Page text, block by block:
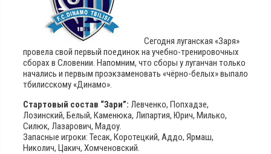
Сегодня луганская «Заря»
провела свой первый поединок на учебно-тренировочных
сборах в Словении. Напомним, что сборы у луганчан только
начались и первым проэкзаменовать «чёрно-белых» выпало
тбилисскому «Динамо».
Стартовый состав “Зари”: Левченко, Попхадзе,
Лозинский, Белый, Каменюка, Липартия, Юрич, Милько,
Силюк, Лазарович, Мадоу.
Запасные игроки: Тесак, Коротецкий, Аддо, Ярмаш,
Николич, Цакич, Хомченовский.